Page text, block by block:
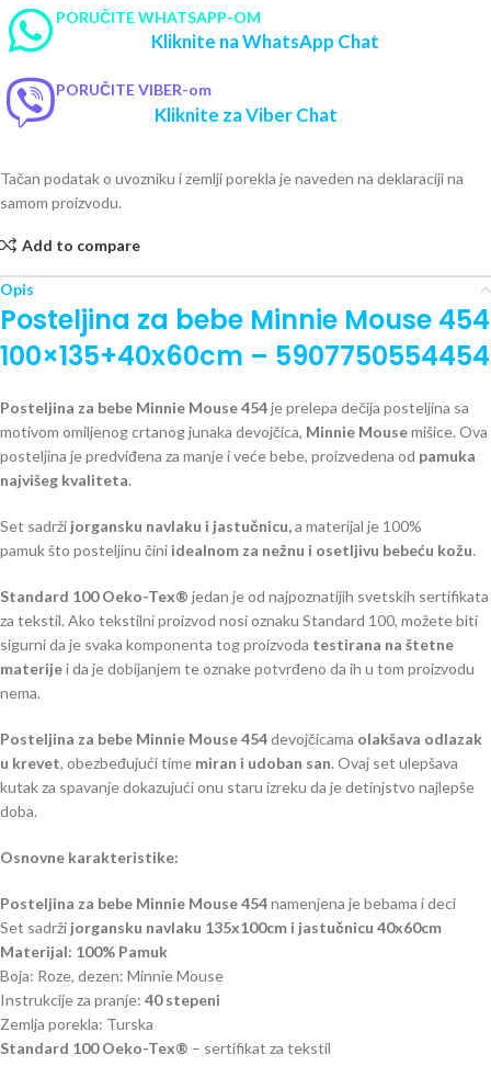
PORUČITE WHATSAPP-OM
Kliknite na WhatsApp Chat
PORUČITE VIBER-om
Kliknite za Viber Chat
Tačan podatak o uvozniku i zemlji porekla je naveden na deklaraciji na
samom proizvodu.
Add to compare
Opis
Posteljina za bebe Minnie Mouse 454
100×135+40x60cm – 5907750554454
Posteljina za bebe Minnie Mouse 454je prelepa dečija posteljina sa
motivom omiljenog crtanog junaka devojčica, Minnie Mousemišice. Ova
posteljina je predviđena za manje i veće bebe, proizvedena od pamuka
najvišeg kvaliteta.
Set sadrži jorgansku navlaku i jastučnicu,a materijal je 100%
pamuk što posteljinu čini idealnom za nežnu i osetljivu bebeću kožu.
Standard 100 Oeko-Tex® jedan je od najpoznatijih svetskih sertifikata
za tekstil. Ako tekstilni proizvod nosi oznaku Standard 100, možete biti
sigurni da je svaka komponenta tog proizvoda testirana na štetne
materijei da je dobijanjem te oznake potvrđeno da ih u tom proizvodu
nema.
Posteljina za bebe Minnie Mouse 454devojčicama olakšava odlazak
u krevet, obezbeđujući time miran i udoban san. Ovaj set ulepšava
kutak za spavanje dokazujući onu staru izreku da je detinjstvo najlepše
doba.
Osnovne karakteristike:
Posteljina za bebe Minnie Mouse 454namenjena je bebama i deci
Set sadrži jorgansku navlaku 135x100cm i jastučnicu 40x60cm
Materijal: 100% Pamuk
Boja: Roze, dezen: Minnie Mouse
Instrukcije za pranje: 40 stepeni
Zemlja porekla: Turska
Standard 100 Oeko-Tex® – sertifikat za tekstil